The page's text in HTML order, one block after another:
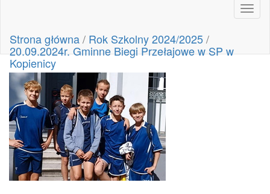
Strona główna/ Rok Szkolny 2024/2025/
20.09.2024r. Gminne Biegi Przełajowe w SP w
Kopienicy